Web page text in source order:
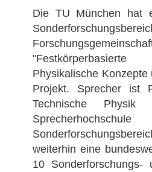
Die TU München hat
"Festkörperbasierte
Physikalische
Projekt. Sprecher ist
Technische
weiterhin eine
10